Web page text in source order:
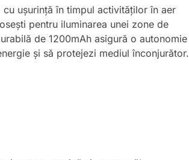
ușurință în timpul activităților în aer
pentru iluminarea unei zone de
de 1200mAh asigură o autonomie
și să protejezi mediul înconjurător.